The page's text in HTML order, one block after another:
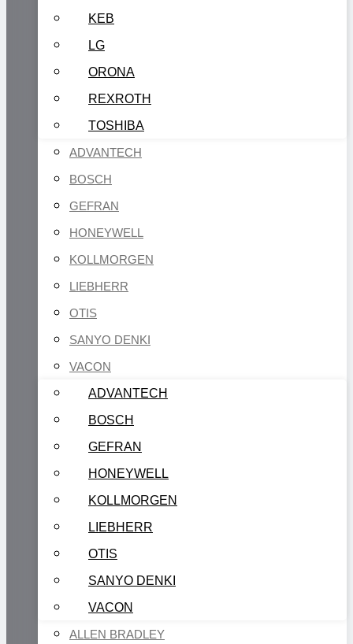
KEB
LG
ORONA
REXROTH
TOSHIBA
ADVANTECH
BOSCH
GEFRAN
HONEYWELL
KOLLMORGEN
LIEBHERR
OTIS
SANYO DENKI
VACON
ADVANTECH
BOSCH
GEFRAN
HONEYWELL
KOLLMORGEN
LIEBHERR
OTIS
SANYO DENKI
VACON
ALLEN BRADLEY